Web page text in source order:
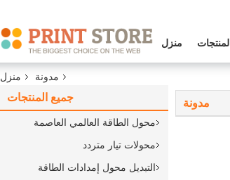
منزل المنتجات
منزل مدونة
جميع المنتجات
محول الطاقة العالمي العاصمة
محولات تيار متردد
التبديل محول إمدادات الطاقة
مدونة